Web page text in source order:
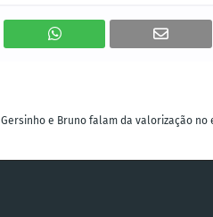
Gersinho e Bruno falam da valorização no